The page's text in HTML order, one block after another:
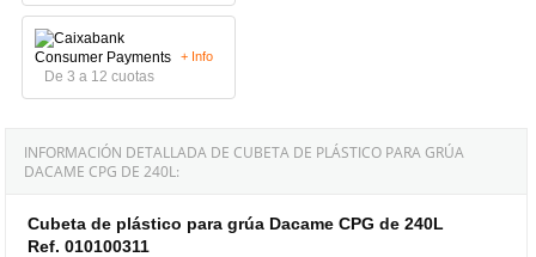
De 3 a 12 cuotas
+ Info
INFORMACIÓN DETALLADA DE CUBETA DE PLÁSTICO PARA GRÚA
DACAME CPG DE 240L:
Cubeta de plástico para grúa Dacame CPG de 240L
Ref. 010100311